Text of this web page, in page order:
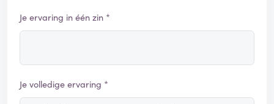
Je ervaring in één zin *
Je volledige ervaring *